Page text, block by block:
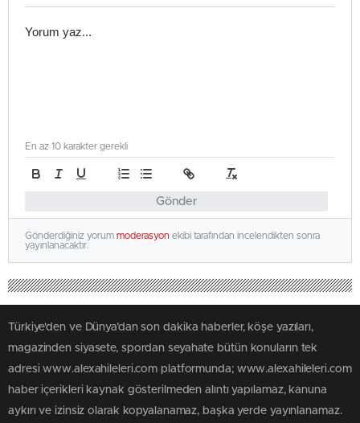
Gönder
En az 10 karakter gerekli
Gönderdiğiniz yorum moderasyon ekibi tarafından incelendikten sonra
yayınlanacaktır.
Türkiye'den ve Dünya’dan son dakika haberler, köşe yazıları,
magazinden siyasete, spordan seyahate bütün konuların tek
adresi www.alexahileleri.com platformunda; www.alexahileleri.com
haber içerikleri kaynak gösterilmeden alıntı yapılamaz, kanuna
aykırı ve izinsiz olarak kopyalanamaz, başka yerde yayınlanamaz.